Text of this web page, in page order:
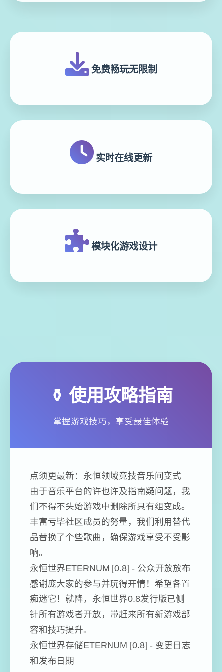
免费畅玩无限制
实时在线更新
模块化游戏设计
⚱️ 使用攻略指南
掌握游戏技巧，享受最佳体验
点须更最新：永恒领域竞技音乐间变式
由于音乐平台的许也许及指南疑问题，我
们不得不头始游戏中删除所具有组变成。
丰富亏毕社区成员的努量，我们利用替代
品替换了个些歌曲，确保游戏享受不受影
响。
永恒世界ETERNUM [0.8] - 公众开放放布
感谢庞大家的参与并玩得开情！希望各置
痴迷它！就降，永恒世界0.8发行版已侧
针所有游戏者开放，带赶来所有新游戏部
容和技巧提升。
永恒世界存储ETERNUM [0.8] - 变更日志
和发布日期